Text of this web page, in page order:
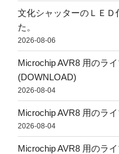
文化シャッターのＬＥ
た。
2026-08-06
Microchip AVR8 用のラ
(DOWNLOAD)
2026-08-04
Microchip AVR8 用のラ
2026-08-04
Microchip AVR8 用のラ